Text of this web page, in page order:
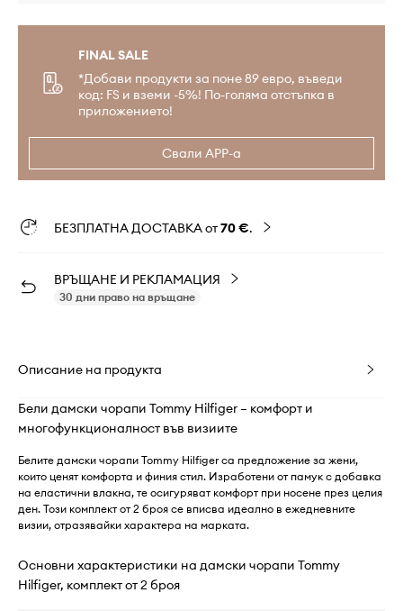
FINAL SALE
*Добави продукти за поне 89 евро, въведи
код: FS и вземи -5%! По-голяма отстъпка в
приложението!
Свали APP-а
БЕЗПЛАТНА ДОСТАВКА от70 €.
ВРЪЩАНЕ И РЕКЛАМАЦИЯ
30 дни право на връщане
Описание на продукта
Бели дамски чорапи Tommy Hilfiger – комфорт и
многофункционалност във визиите
Белите дамски чорапи Tommy Hilfiger са предложение за жени,
които ценят комфорта и финия стил. Изработени от памук с добавка
на еластични влакна, те осигуряват комфорт при носене през целия
ден. Този комплект от 2 броя се вписва идеално в ежедневните
визии, отразявайки характера на марката.
Основни характеристики на дамски чорапи Tommy
Hilfiger, комплект от 2 броя